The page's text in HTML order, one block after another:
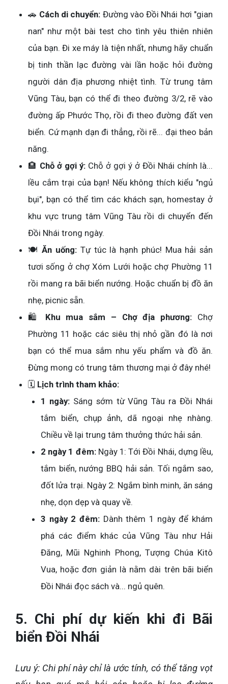
🚗 Cách di chuyển: Đường vào Đồi Nhái hơi "gian
nan" như một bài test cho tình yêu thiên nhiên
của bạn. Đi xe máy là tiện nhất, nhưng hãy chuẩn
bị tinh thần lạc đường vài lần hoặc hỏi đường
người dân địa phương nhiệt tình. Từ trung tâm
Vũng Tàu, bạn có thể đi theo đường 3/2, rẽ vào
đường ấp Phước Thọ, rồi đi theo đường đất ven
biển. Cứ mạnh dạn đi thẳng, rồi rẽ... đại theo bản
năng.
🏨 Chỗ ở gợi ý: Chỗ ở gợi ý ở Đồi Nhái chính là...
lều cắm trại của bạn! Nếu không thích kiểu "ngủ
bụi", bạn có thể tìm các khách sạn, homestay ở
khu vực trung tâm Vũng Tàu rồi di chuyển đến
Đồi Nhái trong ngày.
🍽️Ăn uống: Tự túc là hạnh phúc! Mua hải sản
tươi sống ở chợ Xóm Lưới hoặc chợ Phường 11
rồi mang ra bãi biển nướng. Hoặc chuẩn bị đồ ăn
nhẹ, picnic sẵn.
🛍️ Khu mua sắm – Chợ địa phương: Chợ
Phường 11 hoặc các siêu thị nhỏ gần đó là nơi
bạn có thể mua sắm nhu yếu phẩm và đồ ăn.
Đừng mong có trung tâm thương mại ở đây nhé!
🗓️ Lịch trình tham khảo:
1 ngày:Sáng sớm từ Vũng Tàu ra Đồi Nhái
tắm biển, chụp ảnh, dã ngoại nhẹ nhàng.
Chiều về lại trung tâm thưởng thức hải sản.
2 ngày 1 đêm:Ngày 1: Tới Đồi Nhái, dựng lều,
tắm biển, nướng BBQ hải sản. Tối ngắm sao,
đốt lửa trại. Ngày 2: Ngắm bình minh, ăn sáng
nhẹ, dọn dẹp và quay về.
3 ngày 2 đêm: Dành thêm 1 ngày để khám
phá các điểm khác của Vũng Tàu như Hải
Đăng, Mũi Nghinh Phong, Tượng Chúa Kitô
Vua, hoặc đơn giản là nằm dài trên bãi biển
Đồi Nhái đọc sách và... ngủ quên.
5. Chi phí dự kiến khi đi Bãi
biển Đồi Nhái
Lưu ý: Chi phí này chỉ là ước tính, có thể tăng vọt